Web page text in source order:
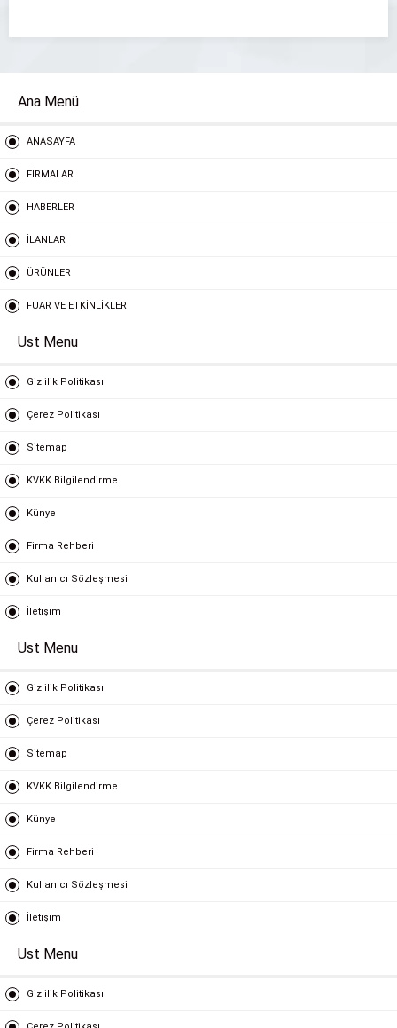
Ana Menü
ANASAYFA
FİRMALAR
HABERLER
İLANLAR
ÜRÜNLER
FUAR VE ETKİNLİKLER
Ust Menu
Gizlilik Politikası
Çerez Politikası
Sitemap
KVKK Bilgilendirme
Künye
Firma Rehberi
Kullanıcı Sözleşmesi
İletişim
Ust Menu
Gizlilik Politikası
Çerez Politikası
Sitemap
KVKK Bilgilendirme
Künye
Firma Rehberi
Kullanıcı Sözleşmesi
İletişim
Ust Menu
Gizlilik Politikası